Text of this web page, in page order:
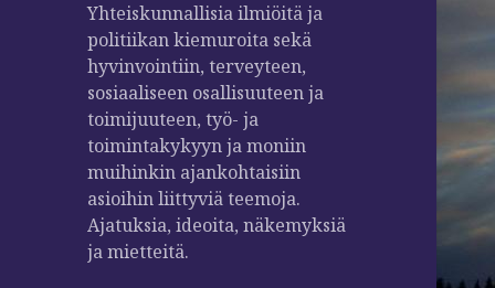
Yhteiskunnallisia ilmiöitä ja
politiikan kiemuroita sekä
hyvinvointiin, terveyteen,
sosiaaliseen osallisuuteen ja
toimijuuteen, työ- ja
toimintakykyyn ja moniin
muihinkin ajankohtaisiin
asioihin liittyviä teemoja.
Ajatuksia, ideoita, näkemyksiä
ja mietteitä.